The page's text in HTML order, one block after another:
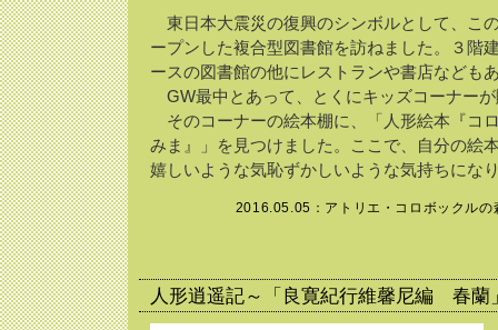
東日本大震災の復興のシンボルとして、こ
ープンした複合型図書館を訪ねました。３階
ースの図書館の他にレストランや書店なども
GW最中とあって、とくにキッズコーナー
そのコーナーの絵本棚に、「人形絵本『コ
みま』」を見つけました。ここで、自分の絵
嬉しいような気恥ずかしいような気持ちにな
2016.05.05： アトリエ・コロボックルの
人形逍遥記～「良寛紀行維馨尼編 春蘭